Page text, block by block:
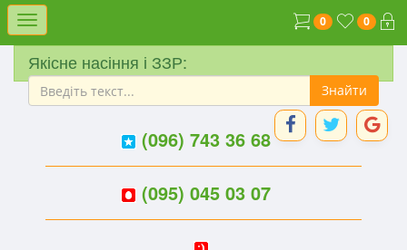
Меню 0
0
Якісне насіння і ЗЗР:
(096) 743 36 68
(095) 045 03 07